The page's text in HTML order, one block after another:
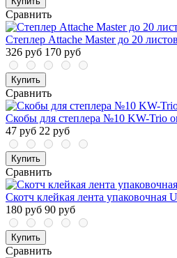
Сравнить
Степлер Attache Master до 20
326 руб 170 руб
Купить
Сравнить
Скобы для степлера №10 KW-Trio
47 руб 22 руб
Купить
Сравнить
Скотч клейкая лента
180 руб 90 руб
Купить
Сравнить